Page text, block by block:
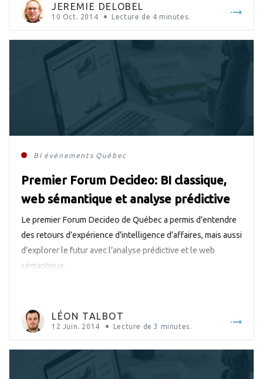
JEREMIE DELOBEL
10 Oct. 2014 Lecture de 4 minutes.
BI événements Québec
Premier Forum Decideo: BI classique,
web sémantique et analyse prédictive
Le premier Forum Decideo de Québec a permis d’entendre
des retours d’expérience d’intelligence d’affaires, mais aussi
d’explorer le futur avec l’analyse prédictive et le web
sémantique.
LÉON TALBOT
12 Juin. 2014 Lecture de 3 minutes.